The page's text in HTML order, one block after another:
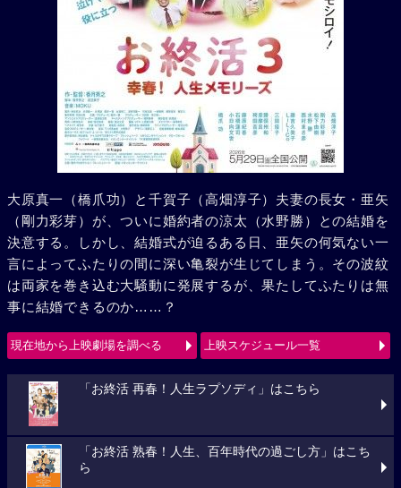
大原真一（橋爪功）と千賀子（高畑淳子）夫妻の長女・亜矢
（剛力彩芽）が、ついに婚約者の涼太（水野勝）との結婚を
決意する。しかし、結婚式が迫るある日、亜矢の何気ない一
言によってふたりの間に深い亀裂が生じてしまう。その波紋
は両家を巻き込む大騒動に発展するが、果たしてふたりは無
事に結婚できるのか……？
現在地から上映劇場を調べる 上映スケジュール一覧
「お終活 再春！人生ラプソディ」はこちら
「お終活 熟春！人生、百年時代の過ごし方」はこち
ら